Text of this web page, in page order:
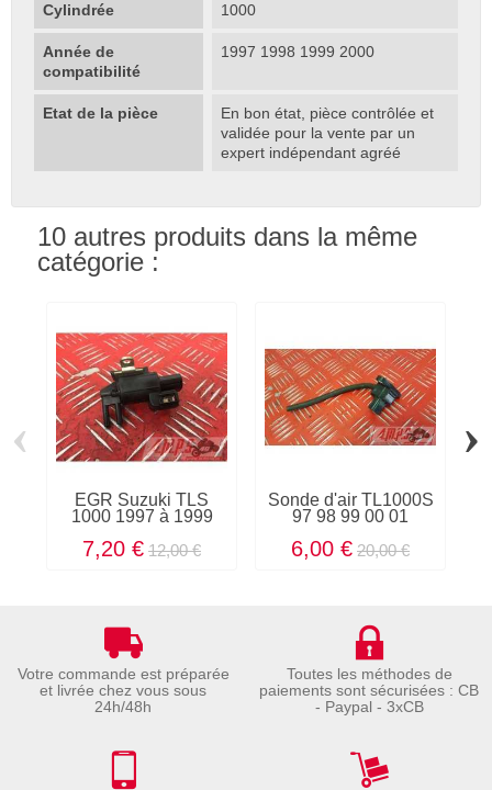
Cylindrée 1000
Année de
compatibilité
1997 1998 1999 2000
Etat de la pièce
En bon état, pièce contrôlée et
validée pour la vente par un
expert indépendant agréé
10 autres produits dans la même
catégorie :
EGR Suzuki TLS
1000 1997 à 1999
7,20 € 12,00 €
Sonde d'air TL1000S
97 98 99 00 01
6,00 € 20,00 €
‹ ›
Votre commande est préparée
et livrée chez vous sous
24h/48h
Toutes les méthodes de
paiements sont sécurisées : CB
- Paypal - 3xCB